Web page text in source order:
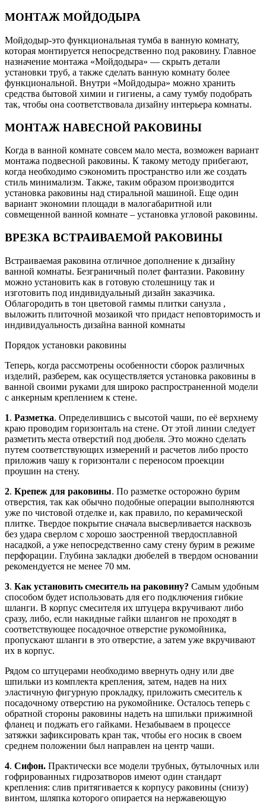
МОНТАЖ МОЙДОДЫРА
Мойдодыр-это функциональная тумба в ванную комнату,
которая монтируется непосредственно под раковину. Главное
назначение монтажа «Мойдодыра» — скрыть детали
установки труб, а также сделать ванную комнату более
функциональной. Внутри «Мойдодыра» можно хранить
средства бытовой химии и гигиены, а саму тумбу подобрать
так, чтобы она соответствовала дизайну интерьера комнаты.
МОНТАЖ НАВЕСНОЙ РАКОВИНЫ
Когда в ванной комнате совсем мало места, возможен вариант
монтажа подвесной раковины. К такому методу прибегают,
когда необходимо сэкономить пространство или же создать
стиль минимализм. Также, таким образом производится
установка раковины над стиральной машиной. Еще один
вариант экономии площади в малогабаритной или
совмещенной ванной комнате – установка угловой раковины.
ВРЕЗКА ВСТРАИВАЕМОЙ РАКОВИНЫ
Встраиваемая раковина отличное дополнение к дизайну
ванной комнаты. Безграничный полет фантазии. Раковину
можно установить как в готовую столешницу так и
изготовить под индивидуальный дизайн заказчика.
Облагородить в тон цветовой гаммы плитки санузла ,
выложить плиточной мозаикой что придаст неповторимость и
индивидуальность дизайна ванной комнаты
Порядок установки раковины
Теперь, когда рассмотрены особенности сборок различных
изделий, разберем, как осуществляется установка раковины в
ванной своими руками для широко распространенной модели
с анкерным креплением к стене.
1. Разметка. Определившись с высотой чаши, по её верхнему
краю проводим горизонталь на стене. От этой линии следует
разметить места отверстий под дюбеля. Это можно сделать
путем соответствующих измерений и расчетов либо просто
приложив чашу к горизонтали с переносом проекции
проушин на стену.
2. Крепеж для раковины. По разметке осторожно бурим
отверстия, так как обычно подобные операции выполняются
уже по чистовой отделке и, как правило, по керамической
плитке. Твердое покрытие сначала высверливается насквозь
без удара сверлом с хорошо заостренной твердосплавной
насадкой, а уже непосредственно саму стену бурим в режиме
перфорации. Глубина закладки дюбелей в твердом основании
рекомендуется не менее 70 мм.
3. Как установить смеситель на раковину? Самым удобным
способом будет использовать для его подключения гибкие
шланги. В корпус смесителя их штуцера вкручивают либо
сразу, либо, если накидные гайки шлангов не проходят в
соответствующее посадочное отверстие рукомойника,
пропускают шланги в это отверстие, а затем уже вкручивают
их в корпус.
Рядом со штуцерами необходимо ввернуть одну или две
шпильки из комплекта крепления, затем, надев на них
эластичную фигурную прокладку, приложить смеситель к
посадочному отверстию на рукомойнике. Осталось теперь с
обратной стороны раковины надеть на шпильки прижимной
фланец и поджать его гайками. Незабываем в процессе
затяжки зафиксировать кран так, чтобы его носик в своем
среднем положении был направлен на центр чаши.
4. Сифон. Практически все модели трубных, бутылочных или
гофрированных гидрозатворов имеют один стандарт
крепления: слив притягивается к корпусу раковины (снизу)
винтом, шляпка которого опирается на нержавеющую